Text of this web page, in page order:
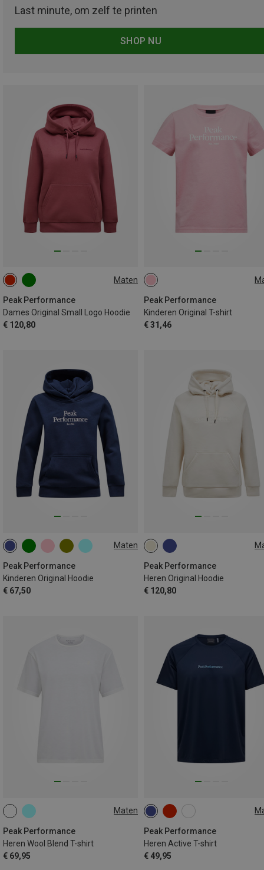
Last minute, om zelf te printen
SHOP NU
Maten
Peak Performance
Dames Original Small Logo Hoodie
€ 120,80
S M
Peak Performance
Kinderen Original T-shirt
€ 31,46
130
170
Maten
Peak Performance
Kinderen Original Hoodie
€ 67,50
130 140 150
170
Peak Performance
Heren Original Hoodie
€ 120,80
S M
Maten
Peak Performance
Heren Wool Blend T-shirt
€ 69,95
S M
Peak Performance
Heren Active T-shirt
€ 49,95
S XL